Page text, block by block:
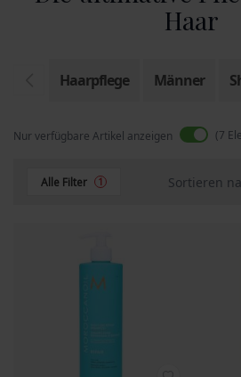
Haar
Haarpflege Männer
Nur verfügbare Artikel anzeigen 7
Alle Filter 1 Sortieren